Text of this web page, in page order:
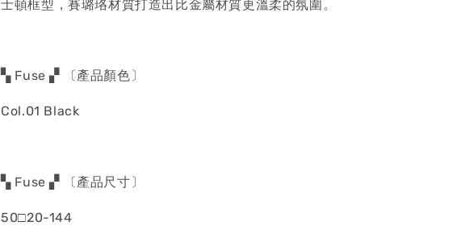
士頓框型，賽璐珞材質打造出比金屬材質更溫柔的氛圍。
▚ Fuse ▞ 〔產品顏色〕
Col.01 Black
▚ Fuse ▞ 〔產品尺寸〕
50□20-144